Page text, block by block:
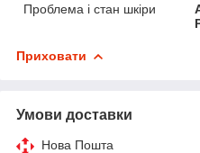
Проблема і стан шкіри
Приховати
Умови доставки
Нова Пошта